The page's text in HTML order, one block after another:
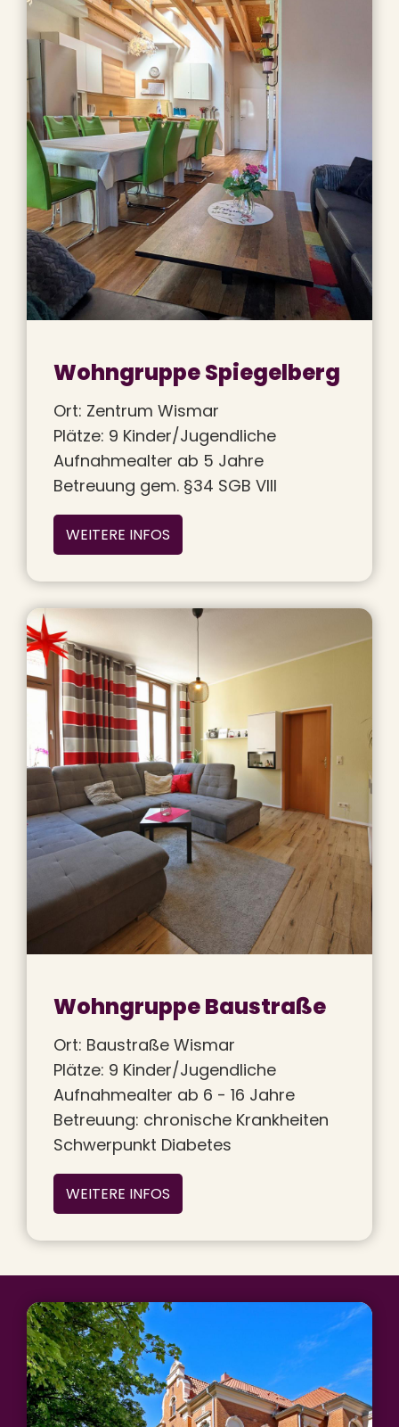
Wohngruppe Spiegelberg
Ort: Zentrum Wismar
Plätze: 9 Kinder/Jugendliche
Aufnahmealter ab 5 Jahre
Betreuung gem. §34 SGB VIII
WEITERE INFOS
Wohngruppe Baustraße
Ort: Baustraße Wismar
Plätze: 9 Kinder/Jugendliche
Aufnahmealter ab 6 - 16 Jahre
Betreuung: chronische Krankheiten
Schwerpunkt Diabetes
WEITERE INFOS